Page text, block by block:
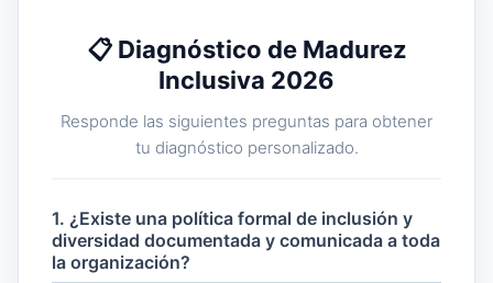
📋 Diagnóstico de Madurez
Inclusiva 2026
Responde las siguientes preguntas para obtener
tu diagnóstico personalizado.
1. ¿Existe una política formal de inclusión y
diversidad documentada y comunicada a toda
la organización?